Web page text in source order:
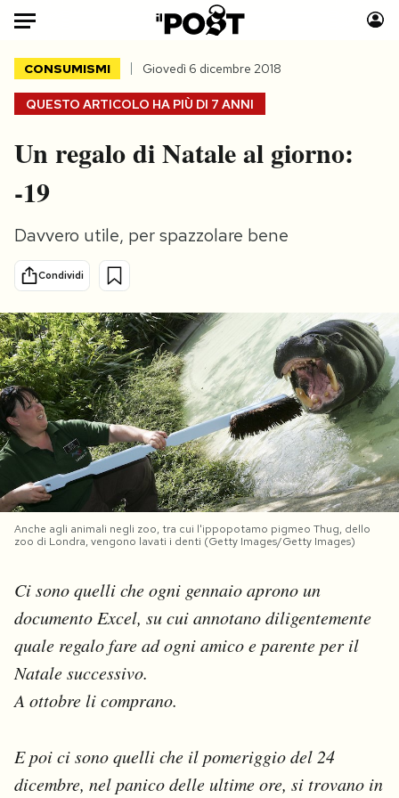
Auto
HOME
Italia
Tecnologia
Scienza
Economia
Sport
Moda
Storie/Idee
Altrecose
Mondiali calcio 2026
PODCAST
NEWSLETTER
I MIEI PREFERITI
CALENDARIO
Area Personale
Newsletter
QUESTO ARTICOLO HA PIÙ DI 7 ANNI
CONSUMISMI Giovedì 6 dicembre 2018
Un regalo di Natale al giorno:
-19
Davvero utile, per spazzolare bene
Condividi
Anche agli animali negli zoo, tra cui l'ippopotamo pigmeo Thug, dello
zoo di Londra, vengono lavati i denti (Getty Images/Getty Images)
Ci sono quelli che ogni gennaio aprono un
documento Excel, su cui annotano diligentemente
quale regalo fare ad ogni amico e parente per il
Natale successivo.
A ottobre li comprano.
E poi ci sono quelli che il pomeriggio del 24
dicembre, nel panico delle ultime ore, si trovano in